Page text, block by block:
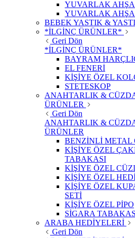
YUVARLAK
YUVARLAK
BEBEK YASTIK &
*İLGİNÇ ÜRÜNLER*
Geri Dön
*İLGİNÇ ÜRÜNLER*
BAYRAM
EL FENERİ
KİŞİYE ÖZEL
STETESKOP
ANAHTARLIK &
ÜRÜNLER
Geri Dön
ANAHTARLIK &
ÜRÜNLER
BENZİNLİ
KİŞİYE ÖZEL
TABAKASI
KİŞİYE ÖZEL
KİŞİYE ÖZEL
KİŞİYE ÖZEL
SETİ
KİŞİYE ÖZEL PİPO
SİGARA
ARABA HEDİYELERİ
Geri Dön